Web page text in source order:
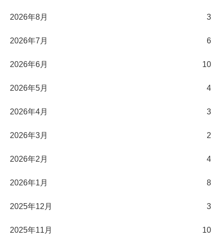
2026年8月 3
2026年7月 6
2026年6月 10
2026年5月 4
2026年4月 3
2026年3月 2
2026年2月 4
2026年1月 8
2025年12月 3
2025年11月 10